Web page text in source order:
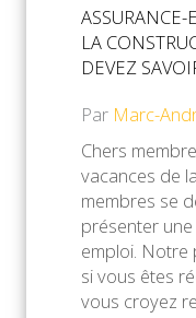
LA
DEVEZ
Par Marc-
Chers
vacances de
membres se
présenter
emploi. Notre
si vous êtes
vous croyez